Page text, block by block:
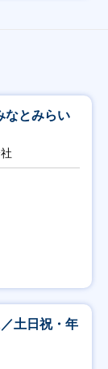
なとみらい
土日祝・年